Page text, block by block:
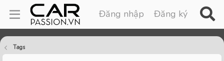
Đăng nhập Đăng ký
Tags